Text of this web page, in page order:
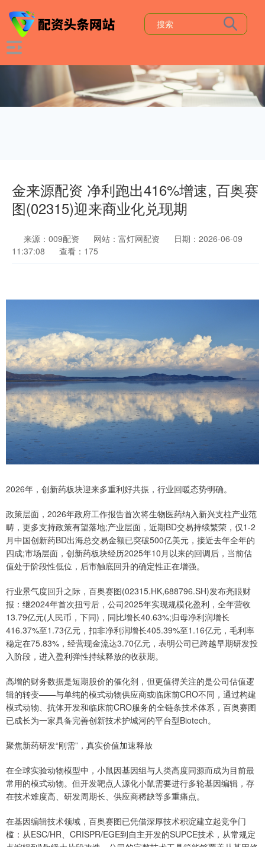
金来源配资 净利跑出416%增速, 百奥赛
图(02315)迎来商业化兑现期
来源：009配资 网站：富灯网配资
日期：2026-06-09
11:37:08
查看：175
2026年，创新药板块迎来多重利好共振，行业回暖态势明确。
政策层面，2026年政府工作报告首次将生物医药纳入新兴支柱产业范
畴，更多支持政策有望落地;产业层面，近期BD交易持续繁荣，仅1-2
月中国创新药BD出海总交易金额已突破500亿美元，接近去年全年的
四成;市场层面，创新药板块经历2025年10月以来的回调后，当前估
值处于阶段性低位，后市触底回升的确定性正在增强。
行业景气度回升之际，百奥赛图(02315.HK,688796.SH)发布亮眼财
报：继2024年首次扭亏后，公司2025年实现规模化盈利，全年营收
13.79亿元(人民币，下同)，同比增长40.63%;归母净利润增长
416.37%至1.73亿元，扣非净利润增长405.39%至1.16亿元，毛利率
稳定在75.83%，经营现金流达3.70亿元，表明公司已跨越早期研发投
入阶段，进入盈利弹性持续释放的收获期。
高增的财务数据是短期股价的催化剂，但更值得关注的是公司估值逻
辑的转变——与单纯的模式动物供应商或临床前CRO不同，通过构建
模式动物、抗体开发和临床前CRO服务的全链条技术体系，百奥赛图
已成长为一家具备完善创新技术护城河的平台型Biotech。
聚焦新药研发“刚需”，真实价值加速释放
在全球实验动物模型中，小鼠因基因组与人类高度同源而成为目前最
常用的模式动物。但开发靶点人源化小鼠需要进行多轮基因编辑，存
在技术难度高、研发周期长、供应商稀缺等多重痛点。
在基因编辑技术领域，百奥赛图已凭借深厚技术积淀建立起竞争门
槛：从ESC/HR、CRISPR/EGE到自主开发的SUPCE技术，从常规定